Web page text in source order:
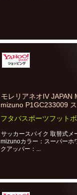
モレリアネオIV JAPAN
mizuno P1GC233009 ス
フタバスポーツフット
サッカースパイク 取替式メ
mizunoカラー：スーパーホ
クアッパー：...